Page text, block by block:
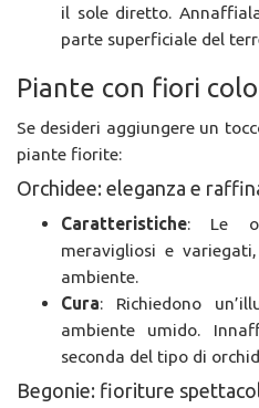
il sole diretto.
parte superficiale del
Piante con fiori
Se desideri aggiungere un
piante fiorite:
Orchidee: eleganza e
Caratteristiche: Le
meravigliosi e
ambiente.
Cura: Richiedono
ambiente umido.
seconda del tipo di
Begonie: fioriture